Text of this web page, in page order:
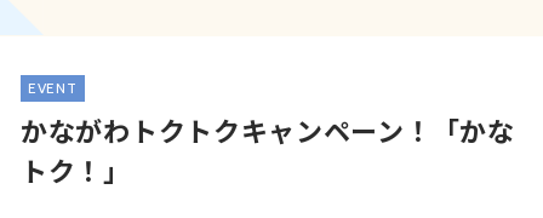
EVENT
かながわトクトクキャンペーン！「かな
トク！」